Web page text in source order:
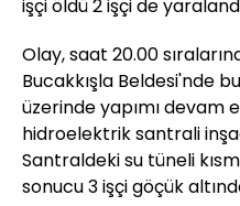
işçi öldü 2 işçi de
Olay, saat 20.00
Bucakkışla Beldesi'nde
üzerinde yapımı devam
hidroelektrik santrali
Santraldeki su tüneli
sonucu 3 işçi göçük